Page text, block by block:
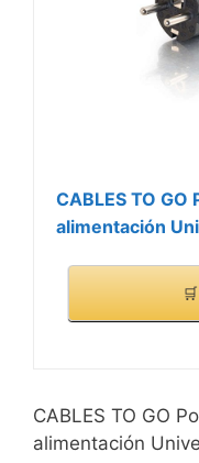
CABLES TO
alimentación
CABLES TO GO
alimentación